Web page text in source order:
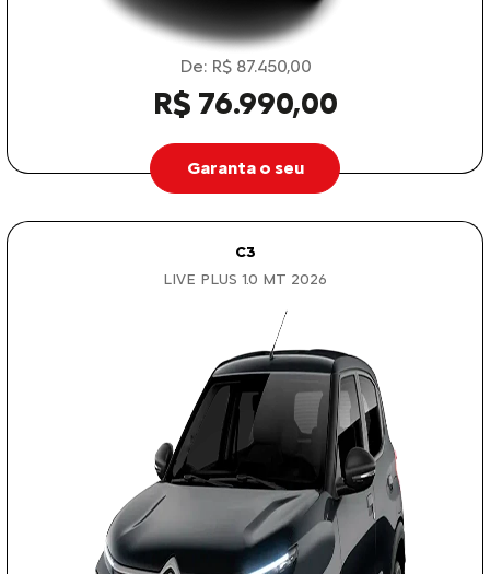
De: R$ 87.450,00
R$ 76.990,00
Garanta o seu
C3
LIVE PLUS 1.0 MT 2026